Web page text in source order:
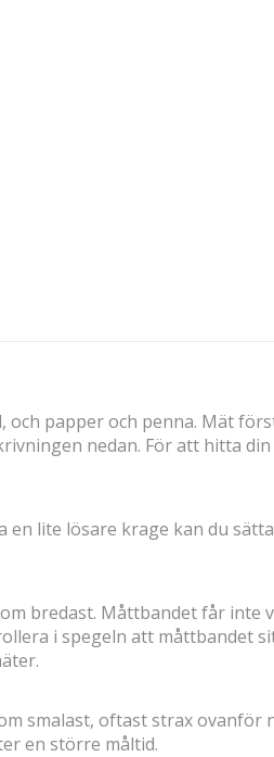
papper och penna. Mät
nedan. För att hitta
en lite lösare krage kan du
bredast. Måttbandet får inte
i spegeln att måttbandet
smalast, oftast strax ovanför
en större måltid.